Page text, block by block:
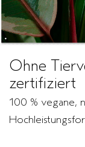
Ohne
zertifiziert
100 % vegane,